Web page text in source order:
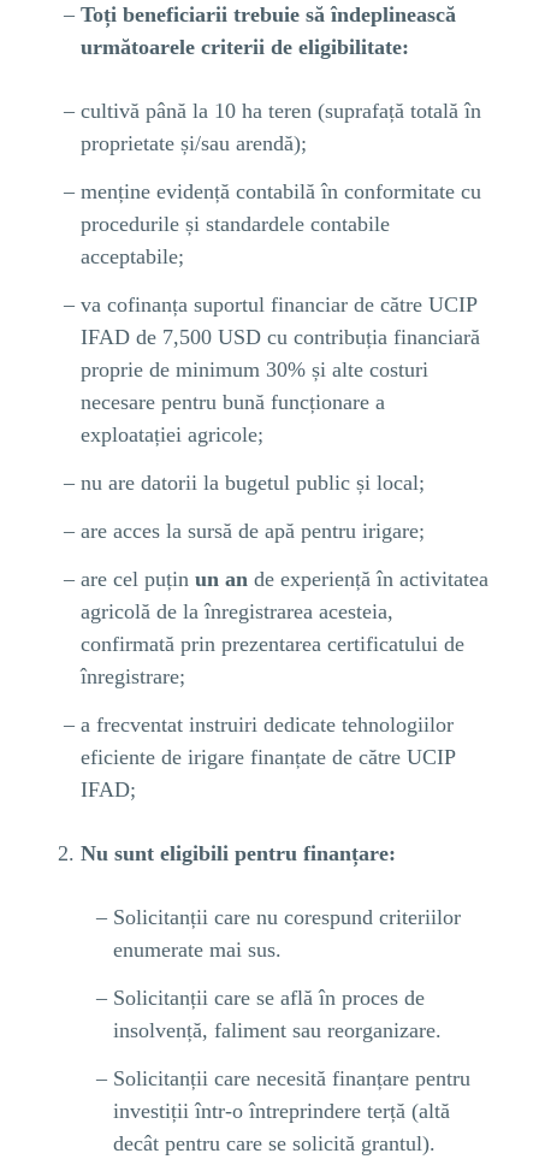
Toți beneficiarii trebuie să îndeplinească
următoarele criterii de eligibilitate:
cultivă până la 10 ha teren (suprafață totală în
proprietate și/sau arendă);
menține evidență contabilă în conformitate cu
procedurile și standardele contabile
acceptabile;
va cofinanța suportul financiar de către UCIP
IFAD de 7,500 USD cu contribuția financiară
proprie de minimum 30% și alte costuri
necesare pentru bună funcționare a
exploatației agricole;
nu are datorii la bugetul public și local;
are acces la sursă de apă pentru irigare;
are cel puțin un an de experiență în activitatea
agricolă de la înregistrarea acesteia,
confirmată prin prezentarea certificatului de
înregistrare;
a frecventat instruiri dedicate tehnologiilor
eficiente de irigare finanțate de către UCIP
IFAD;
Nu sunt eligibili pentru finanțare:
Solicitanții care nu corespund criteriilor
enumerate mai sus.
Solicitanții care se află în proces de
insolvență, faliment sau reorganizare.
Solicitanții care necesită finanțare pentru
investiții într-o întreprindere terță (altă
decât pentru care se solicită grantul).